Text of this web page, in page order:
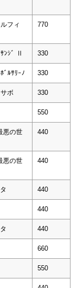
フィ
770
ﾝｼﾞ Ⅱ 330
ﾞﾙｻﾘｰﾉ 330
ボ 330
550
悪の世
440
悪の世
440
440
440
440
660
550